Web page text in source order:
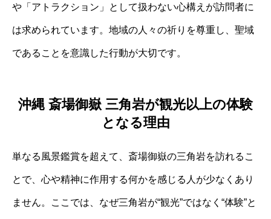
や「アトラクション」として扱わない心構えが訪問者に
は求められています。地域の人々の祈りを尊重し、聖域
であることを意識した行動が大切です。
沖縄 斎場御嶽 三角岩が観光以上の体験
となる理由
単なる風景鑑賞を超えて、斎場御嶽の三角岩を訪れるこ
とで、心や精神に作用する何かを感じる人が少なくあり
ません。ここでは、なぜ三角岩が“観光”ではなく“体験”と